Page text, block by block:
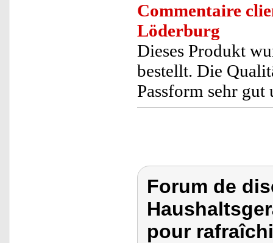
Commentaire
Löderburg
Dieses Produkt
bestellt. Die
Passform sehr
Forum de
pour